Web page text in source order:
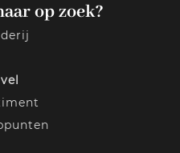
op zoek?